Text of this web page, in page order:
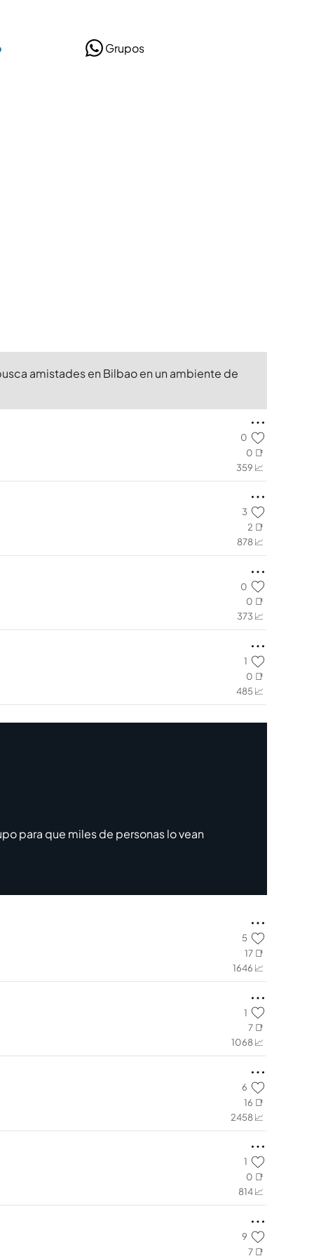
Grupos
amistades en Bilbao en un ambiente de
0
0 📑
359 📈
3
2 📑
878 📈
0
0 📑
373 📈
1
0 📑
485 📈
para que miles de personas lo vean
5
17 📑
1646 📈
1
7 📑
1068 📈
6
16 📑
2458 📈
1
0 📑
814 📈
9
7 📑